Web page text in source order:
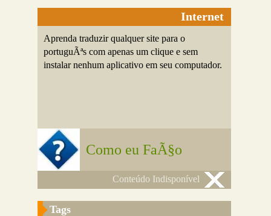
Internet
Aprenda traduzir qualquer site para o
portuguÃªs com apenas um clique e sem
instalar nenhum aplicativo em seu computador.
Como eu FaÃ§o
Conteúdo Indisponível
Tags